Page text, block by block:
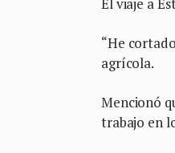
“He
agrícola.
Mencionó
trabajo en